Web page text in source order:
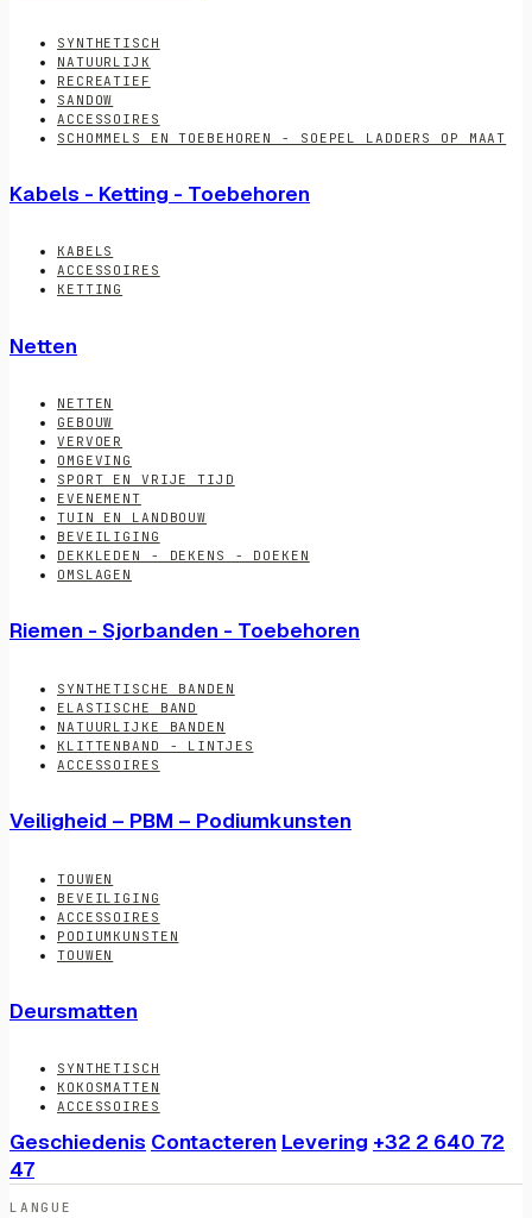
SYNTHETISCH
NATUURLIJK
RECREATIEF
SANDOW
ACCESSOIRES
SCHOMMELS EN TOEBEHOREN - SOEPEL LADDERS OP MAAT
Kabels - Ketting - Toebehoren
KABELS
ACCESSOIRES
KETTING
Netten
NETTEN
GEBOUW
VERVOER
OMGEVING
SPORT EN VRIJE TIJD
EVENEMENT
TUIN EN LANDBOUW
BEVEILIGING
DEKKLEDEN - DEKENS - DOEKEN
OMSLAGEN
Riemen - Sjorbanden - Toebehoren
SYNTHETISCHE BANDEN
ELASTISCHE BAND
NATUURLIJKE BANDEN
KLITTENBAND - LINTJES
ACCESSOIRES
Veiligheid – PBM – Podiumkunsten
TOUWEN
BEVEILIGING
ACCESSOIRES
PODIUMKUNSTEN
TOUWEN
Deursmatten
SYNTHETISCH
KOKOSMATTEN
ACCESSOIRES
Geschiedenis Contacteren Levering +32 2 640 72
47
LANGUE